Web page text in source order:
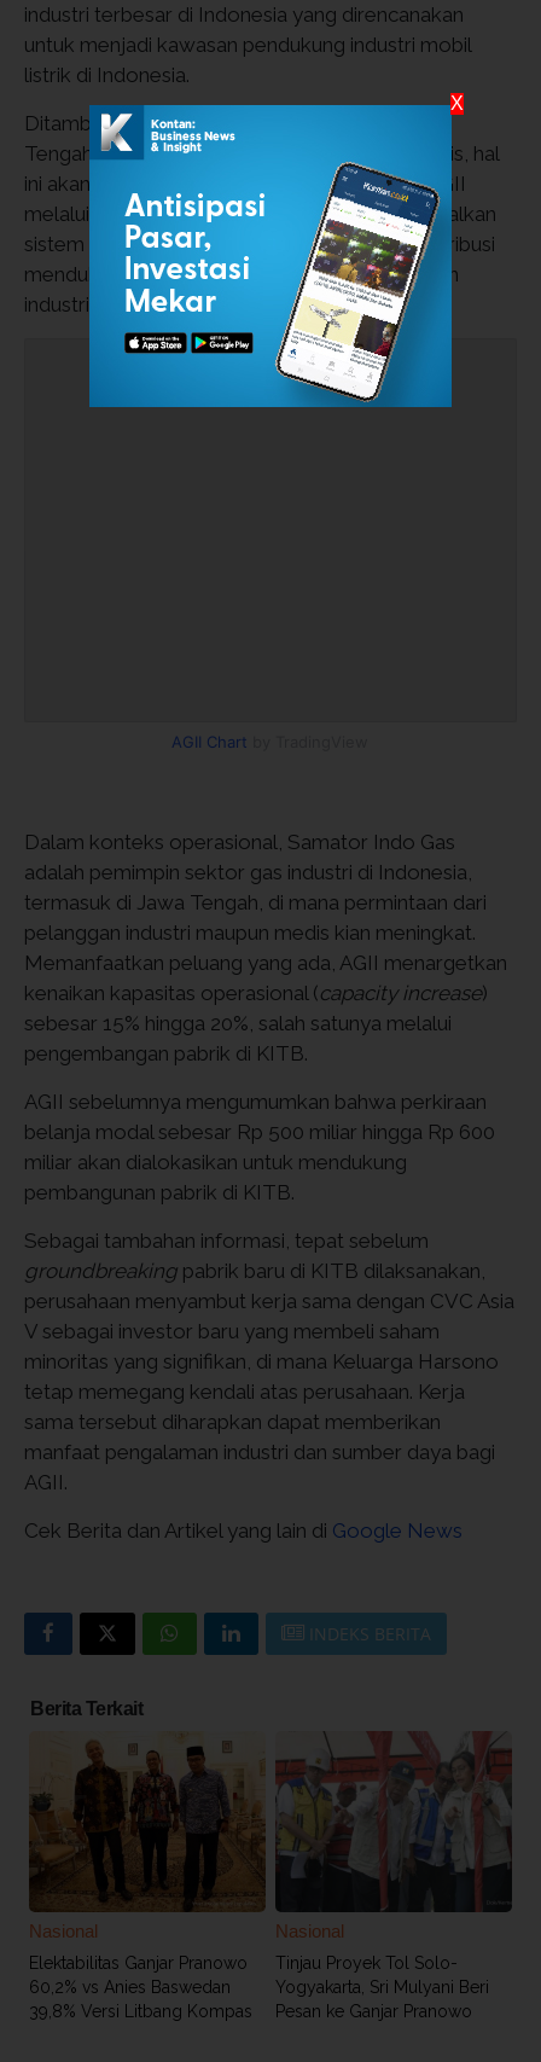
industri terbesar di Indonesia yang direncanakan
untuk menjadi kawasan pendukung industri mobil
listrik di Indonesia.
Ditambah dengan dukungan infrastruktur Jawa
Tengah yang membuat KITB berlokasi strategis, hal
ini akan menjadi kesempatan yang baik bagi AGII
melalui pabrik baru tersebut untuk mengoptimalkan
sistem distribusi perusahaan sekaligus berkontribusi
mendukung perkembangan salah satu kawasan
industri terbesar di Indonesia.
AGII Chart
Dalam konteks operasional, Samator Indo Gas
adalah pemimpin sektor gas industri di Indonesia,
termasuk di Jawa Tengah, di mana permintaan dari
pelanggan industri maupun medis kian meningkat.
Memanfaatkan peluang yang ada, AGII menargetkan
kenaikan kapasitas operasional (capacity increase)
sebesar 15% hingga 20%, salah satunya melalui
pengembangan pabrik di KITB.
AGII sebelumnya mengumumkan bahwa perkiraan
belanja modal sebesar Rp 500 miliar hingga Rp 600
miliar akan dialokasikan untuk mendukung
pembangunan pabrik di KITB.
Sebagai tambahan informasi, tepat sebelum
groundbreaking pabrik baru di KITB dilaksanakan,
perusahaan menyambut kerja sama dengan CVC Asia
V sebagai investor baru yang membeli saham
minoritas yang signifikan, di mana Keluarga Harsono
tetap memegang kendali atas perusahaan. Kerja
sama tersebut diharapkan dapat memberikan
manfaat pengalaman industri dan sumber daya bagi
AGII.
Cek Berita dan Artikel yang lain di Google News
INDEKS BERITA
Berita Terkait
Nasional
Elektabilitas Ganjar Pranowo
60,2% vs Anies Baswedan
39,8% Versi Litbang Kompas
Nasional
Tinjau Proyek Tol Solo-
Yogyakarta, Sri Mulyani Beri
Pesan ke Ganjar Pranowo
X